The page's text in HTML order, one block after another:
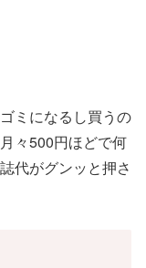
ミになるし買うの
々500円ほどで何
代がグンッと押さ